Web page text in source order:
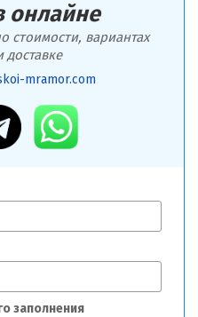
онлайне
стоимости, вариантах
доставке
mramor.com
заполнения